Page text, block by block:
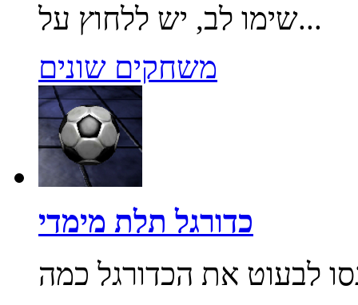
שימו לב, יש ללחוץ על...
משחקים שונים
כדורגל תלת מימדי